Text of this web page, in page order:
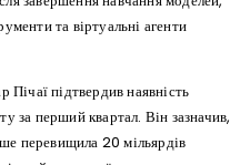
та віртуальні агенти
підтвердив наявність
за перший квартал. Він зазначив,
перевищила 20 мільярдів